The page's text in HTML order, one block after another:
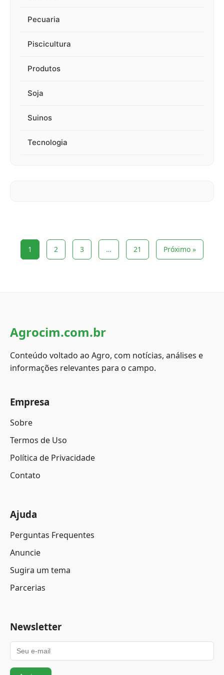
Pecuaria
Piscicultura
Produtos
Soja
Suinos
Tecnologia
1 2 3 … 21 Próximo »
Agrocim.com.br
Conteúdo voltado ao Agro, com notícias, análises e
informações relevantes para o campo.
Empresa
Sobre
Termos de Uso
Política de Privacidade
Contato
Ajuda
Perguntas Frequentes
Anuncie
Sugira um tema
Parcerias
Newsletter